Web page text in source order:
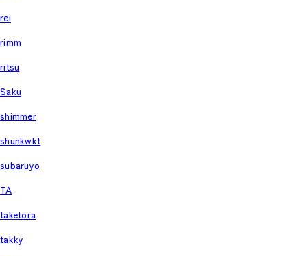
rei
rimm
ritsu
Saku
shimmer
shunkwkt
subaruyo
TA
taketora
takky